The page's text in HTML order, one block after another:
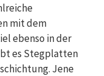
mit dem
ebenso in der
es Stegplatten
Jene